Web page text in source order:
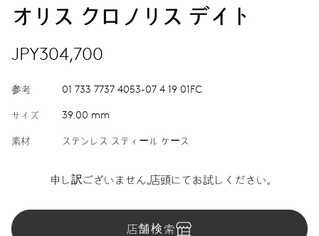
オリス クロノリス デイト
JPY304,700
参考 01 733 7737 4053-07 4 19 01FC
サイズ 39.00 mm
素材 ステンレス スティール ケース
申し訳ございません。店頭にてお試しください。
店舗検索